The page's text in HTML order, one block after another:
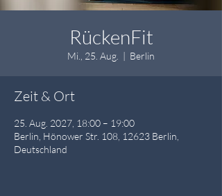
RückenFit
Mi., 25. Aug.
  |
Berlin
Zeit & Ort
25. Aug. 2027, 18:00 – 19:00
Berlin, Hönower Str. 108, 12623 Berlin,
Deutschland